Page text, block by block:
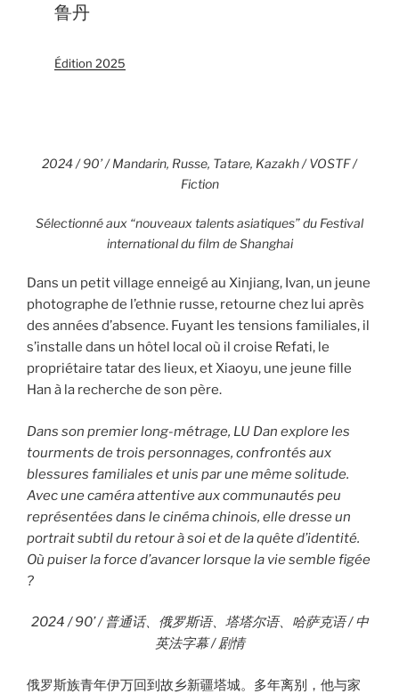
鲁丹
Édition 2025
2024 / 90’ / Mandarin, Russe, Tatare, Kazakh / VOSTF /
Fiction
Sélectionné aux “nouveaux talents asiatiques” du Festival
international du film de Shanghai
Dans un petit village enneigé au Xinjiang, Ivan, un jeune
photographe de l’ethnie russe, retourne chez lui après
des années d’absence. Fuyant les tensions familiales, il
s’installe dans un hôtel local où il croise Refati, le
propriétaire tatar des lieux, et Xiaoyu, une jeune fille
Han à la recherche de son père.
Dans son premier long-métrage, LU Dan explore les
tourments de trois personnages, confrontés aux
blessures familiales et unis par une même solitude.
Avec une caméra attentive aux communautés peu
représentées dans le cinéma chinois, elle dresse un
portrait subtil du retour à soi et de la quête d’identité.
Où puiser la force d’avancer lorsque la vie semble figée
?
2024 / 90’ / 普通话、俄罗斯语、塔塔尔语、哈萨克语 / 中
英法字幕 / 剧情
俄罗斯族青年伊万回到故乡新疆塔城。多年离别，他与家